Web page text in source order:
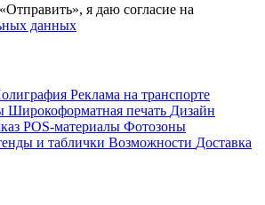
я даю согласие на
данных
Реклама на транспорте
Широкоформатная печать Дизайн
POS-материалы Фотозоны
и таблички Возможности Доставка